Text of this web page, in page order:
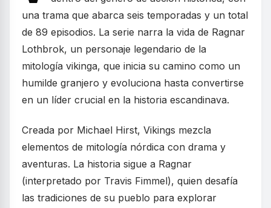
una trama que abarca seis temporadas y un total
de 89 episodios. La serie narra la vida de Ragnar
Lothbrok, un personaje legendario de la
mitología vikinga, que inicia su camino como un
humilde granjero y evoluciona hasta convertirse
en un líder crucial en la historia escandinava.
Creada por Michael Hirst, Vikings mezcla
elementos de mitología nórdica con drama y
aventuras. La historia sigue a Ragnar
(interpretado por Travis Fimmel), quien desafía
las tradiciones de su pueblo para explorar